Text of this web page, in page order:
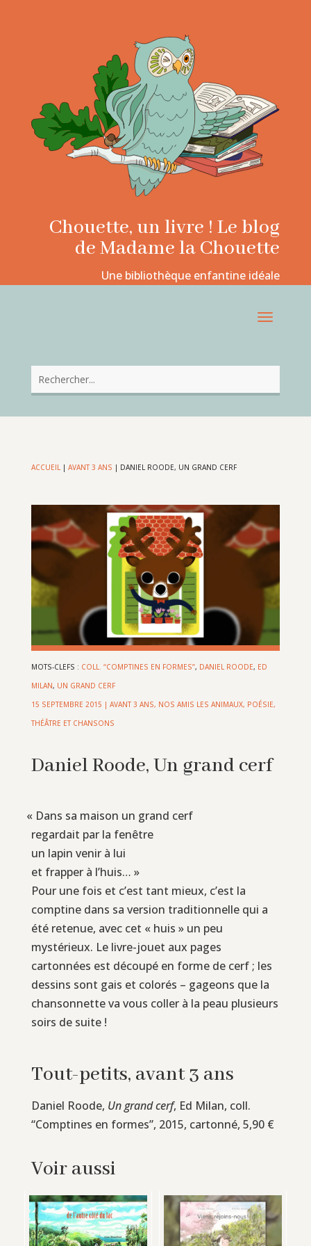
Chouette, un livre ! Le blog
de Madame la Chouette
Une bibliothèque enfantine idéale
ACCUEIL| AVANT 3 ANS | DANIEL ROODE, UN GRAND CERF
MOTS-CLEFS : COLL. “COMPTINES EN FORMES”, DANIEL ROODE, ED
MILAN, UN GRAND CERF
15 SEPTEMBRE 2015 | AVANT 3 ANS, NOS AMIS LES ANIMAUX, POÉSIE,
THÉÂTRE ET CHANSONS
Daniel Roode, Un grand cerf
« Dans sa maison un grand cerf
regardait par la fenêtre
un lapin venir à lui
et frapper à l’huis… »
Pour une fois et c’est tant mieux, c’est la
comptine dans sa version traditionnelle qui a
été retenue, avec cet « huis » un peu
mystérieux. Le livre-jouet aux pages
cartonnées est découpé en forme de cerf ; les
dessins sont gais et colorés – gageons que la
chansonnette va vous coller à la peau plusieurs
soirs de suite !
Tout-petits, avant 3 ans
Daniel Roode, Un grand cerf, Ed Milan, coll.
“Comptines en formes”, 2015, cartonné, 5,90 €
Voir aussi